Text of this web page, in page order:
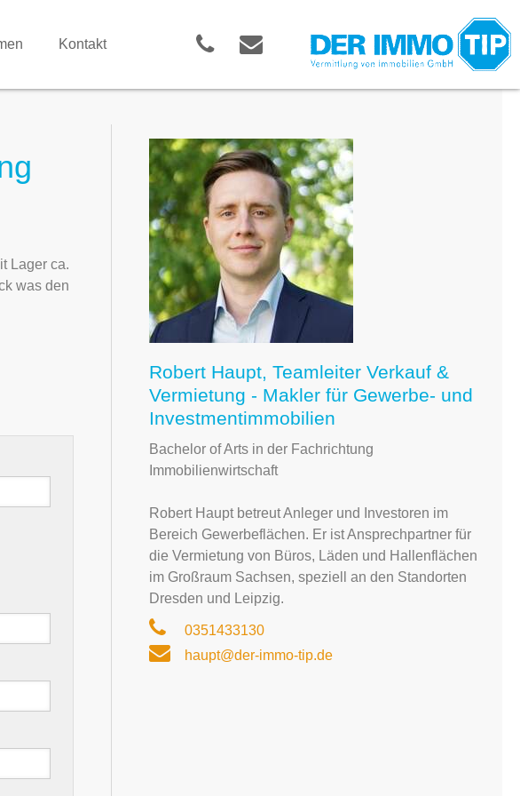
Kontakt
Lager ca.
was den
Robert Haupt, Teamleiter Verkauf &
Vermietung - Makler für Gewerbe- und
Investmentimmobilien
Bachelor of Arts in der Fachrichtung
Immobilienwirtschaft
Robert Haupt betreut Anleger und Investoren im
Bereich Gewerbeflächen. Er ist Ansprechpartner für
die Vermietung von Büros, Läden und Hallenflächen
im Großraum Sachsen, speziell an den Standorten
Dresden und Leipzig.
0351433130
haupt@der-immo-tip.de